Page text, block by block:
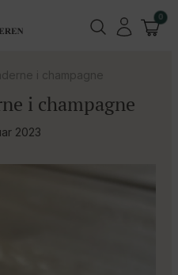
0
i champagne
i champagne
2023